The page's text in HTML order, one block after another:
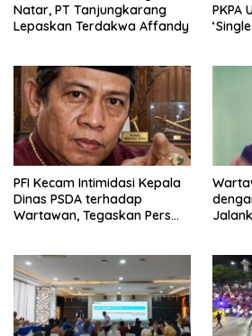
Natar, PT Tanjungkarang
Lepaskan Terdakwa Affandy
PKPA
PFI Kecam Intimidasi Kepala
Dinas PSDA terhadap
Wartawan, Tegaskan Pers